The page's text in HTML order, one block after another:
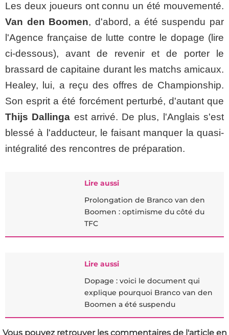
Les deux joueurs ont connu un été mouvementé.
Van den Boomen, d'abord, a été suspendu par
l'Agence française de lutte contre le dopage (lire
ci-dessous), avant de revenir et de porter le
brassard de capitaine durant les matchs amicaux.
Healey, lui, a reçu des offres de Championship.
Son esprit a été forcément perturbé, d'autant que
Thijs Dallinga est arrivé. De plus, l'Anglais s'est
blessé à l'adducteur, le faisant manquer la quasi-
intégralité des rencontres de préparation.
Lire aussi
Prolongation de Branco van den
Boomen : optimisme du côté du
TFC
Lire aussi
Dopage : voici le document qui
explique pourquoi Branco van den
Boomen a été suspendu
Vous pouvez retrouver les commentaires de l'article en